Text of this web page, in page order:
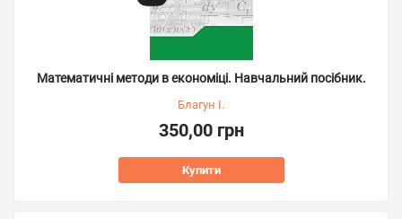
Математичні методи в економіці. Навчальний посібник.
Благун І.
350,00 грн
Купити